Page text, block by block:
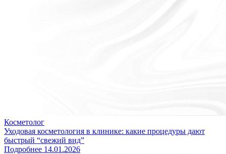
Косметолог
Уходовая косметология в клинике: какие процедуры дают
быстрый “свежий вид”
Подробнее 14.01.2026